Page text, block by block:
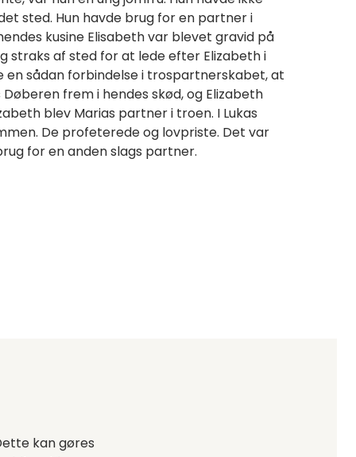
sted. Hun havde brug for en partner i
kusine Elisabeth var blevet gravid på
straks af sted for at lede efter Elizabeth i
en sådan forbindelse i trospartnerskabet, at
frem i hendes skød, og Elizabeth
blev Marias partner i troen. I Lukas
De profeterede og lovpriste. Det var
for en anden slags partner.
kan gøres